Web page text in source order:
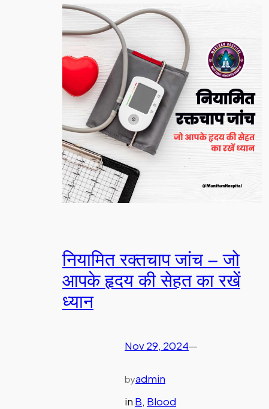
नियामित रक्तचाप जांच – जो
आपके हृदय की सेहत का रखें
ध्यान
Nov 29, 2024—
byadmin
in B, Blood